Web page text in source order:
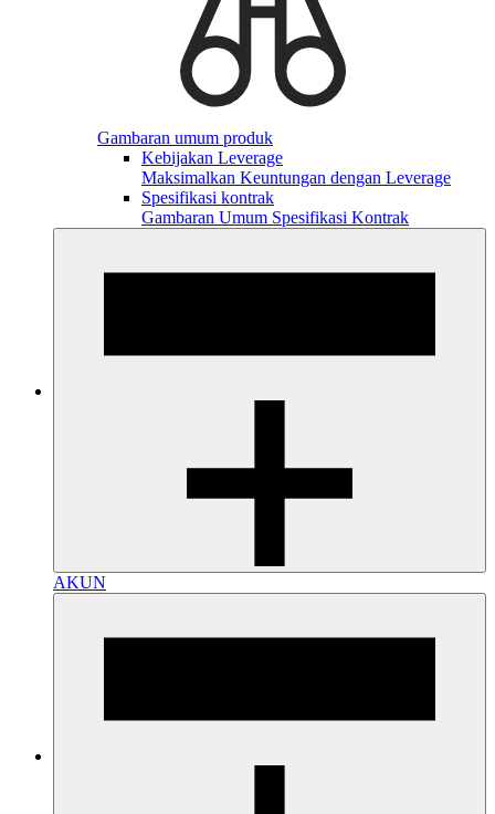
Gambaran umum produk
Kebijakan Leverage
Maksimalkan Keuntungan dengan Leverage
Spesifikasi kontrak
Gambaran Umum Spesifikasi Kontrak
AKUN